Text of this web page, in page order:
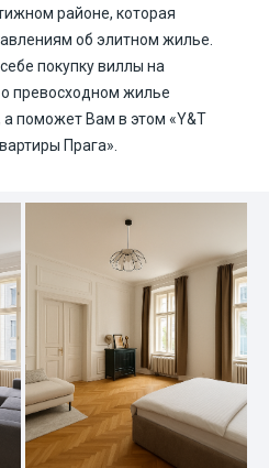
районе, которая
об элитном жилье.
покупку виллы на
превосходном жилье
а поможет Вам в этом «Y&T
Прага».